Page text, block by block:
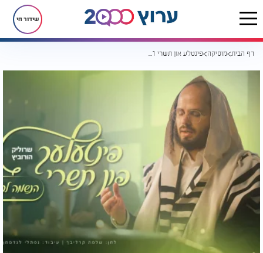
שידור חי
דף הבית מוסיקה פינטלע און תשרי #1: שרוליק הורביץ - "הנשמה לך"